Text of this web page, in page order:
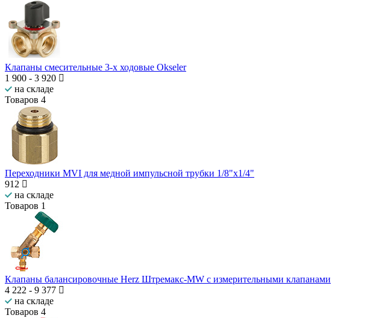
Клапаны смесительные 3-х ходовые Okseler
1 900 - 3 920
на складе
Товаров 4
Переходники MVI для медной импульсной трубки 1/8"х1/4"
912
на складе
Товаров 1
Клапаны балансировочные Herz Штремакс-MW c измерительными клапанами
4 222 - 9 377
на складе
Товаров 4